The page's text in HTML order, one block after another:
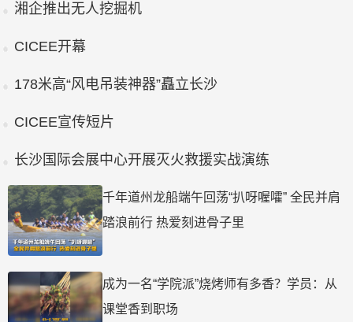
湘企推出无人挖掘机
CICEE开幕
178米高“风电吊装神器”矗立长沙
CICEE宣传短片
长沙国际会展中心开展灭火救援实战演练
千年道州龙船端午回荡“扒呀喔嚯” 全民并肩
踏浪前行 热爱刻进骨子里
成为一名“学院派”烧烤师有多香？学员：从
课堂香到职场